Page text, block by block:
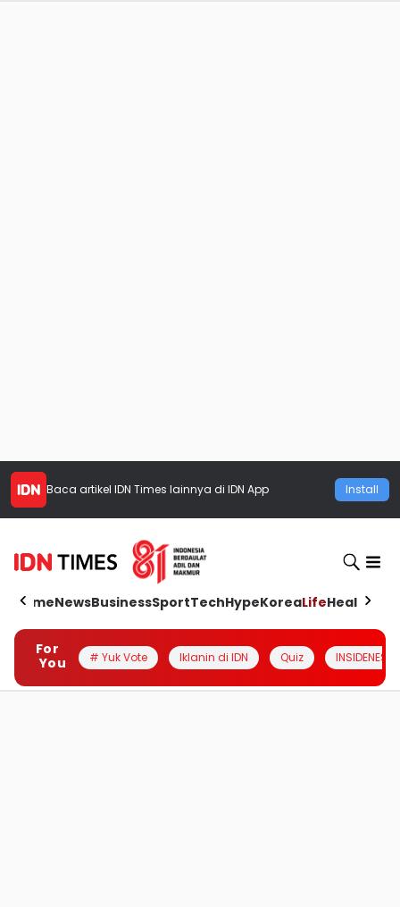
Baca artikel IDN Times lainnya di IDN App Install
HomeNewsBusinessSportTechHypeKoreaLifeHealth
For
You
# Yuk Vote Iklanin di IDN Quiz INSIDENESIA